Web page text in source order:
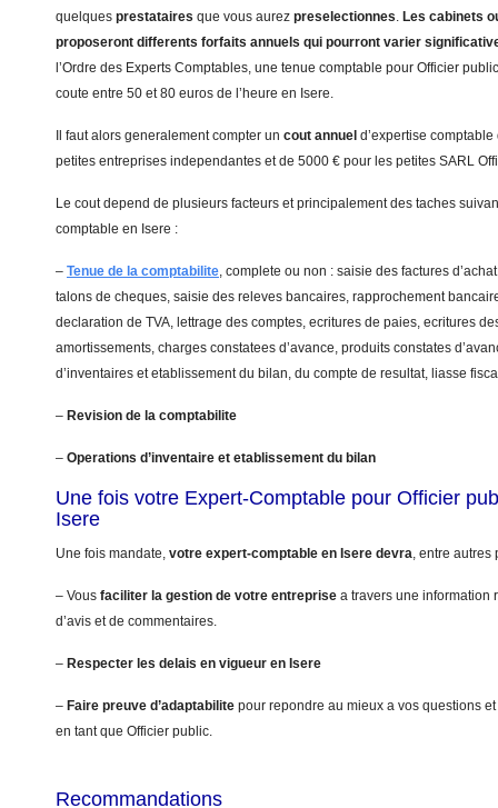
quelques prestataires que vous aurez preselectionnes. Les cabinets
proposeront differents forfaits annuels qui pourront varier
l’Ordre des Experts Comptables, une tenue comptable pour Officier
coute entre 50 et 80 euros de l’heure en Isere.
Il faut alors generalement compter un cout annuel d’expertise
petites entreprises independantes et de 5000 € pour les petites SARL
Le cout depend de plusieurs facteurs et principalement des taches
comptable en Isere :
– Tenue de la comptabilite, complete ou non : saisie des factures
talons de cheques, saisie des releves bancaires, rapprochement
declaration de TVA, lettrage des comptes, ecritures de paies, ecritures
amortissements, charges constatees d’avance, produits constates
d’inventaires et etablissement du bilan, du compte de resultat, liasse
– Revision de la comptabilite
– Operations d’inventaire et etablissement du bilan
Une fois votre Expert-Comptable pour Officier
Isere
Une fois mandate, votre expert-comptable en Isere devra, entre autres
– Vous faciliter la gestion de votre entreprise a travers une information
d’avis et de commentaires.
– Respecter les delais en vigueur en Isere
– Faire preuve d’adaptabilite pour repondre au mieux a vos questions
en tant que Officier public.
Recommandations